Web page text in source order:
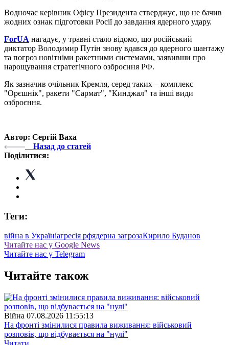
Водночас керівник Офісу Президента стверджує, що не бачив
жодних ознак підготовки Росії до завдання ядерного удару.
ForUA нагадує, у травні стало відомо, що російський
диктатор Володимир Путін знову вдався до ядерного шантажу
та погроз новітніми ракетними системами, заявивши про
нарощування стратегічного озброєння РФ.
Як зазначив очільник Кремля, серед таких – комплекс
"Орєшнік", ракети "Сармат", "Кинджал" та інші види
озброєння.
Автор: Сергій Ваха
Назад до статей
Поділитися:
Теги:
війна в Україніагресія рфядерна загрозаКирило Буданов
Читайте нас у Google News
Читайте нас у Telegram
Читайте також
Війна 07.08.2026 11:55:13
На фронті змінилися правила виживання: військовий
розповів, що відбувається на "нулі"
Читати